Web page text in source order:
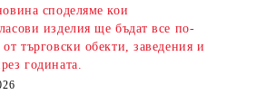
споделяме кои
изделия ще бъдат все по-
от търговски обекти, заведения и
годината.